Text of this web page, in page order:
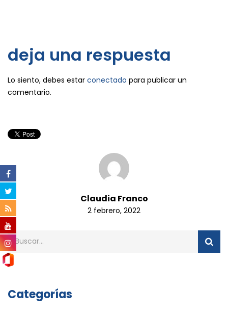
deja una respuesta
Lo siento, debes estar conectado para publicar un
comentario.
Claudia Franco
2 febrero, 2022
Categorías